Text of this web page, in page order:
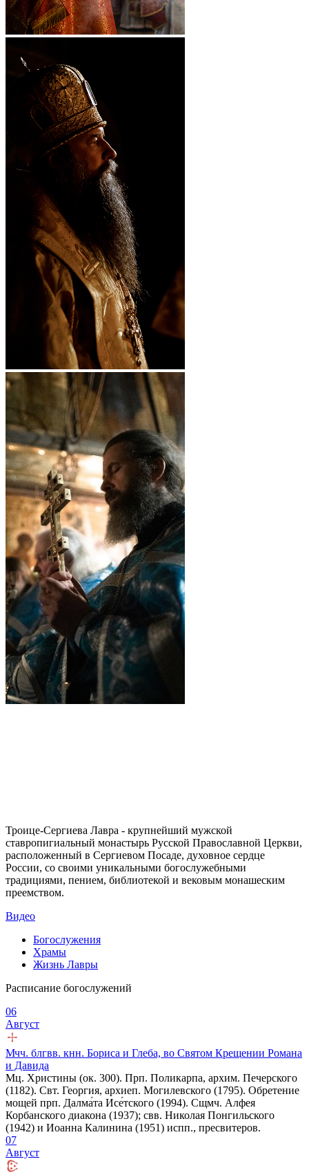
Троице-Сергиева Лавра - крупнейший мужской
ставропигиальный монастырь Русской Православной Церкви,
расположенный в Сергиевом Посаде, духовное сердце
России, со своими уникальными богослужебными
традициями, пением, библиотекой и вековым монашеским
преемством.
Видео
Богослужения
Храмы
Жизнь Лавры
Расписание богослужений
06
Август
Мчч. блгвв. кнн. Бориса и Глеба, во Святом Крещении Романа
и Давида
Мц. Христины (ок. 300). Прп. Поликарпа, архим. Печерского
(1182). Свт. Георгия, архиеп. Могилевского (1795). Обретение
мощей прп. Далма́та Исе́тского (1994). Сщмч. Алфея
Корбанского диакона (1937); свв. Николая Понгильского
(1942) и Иоанна Калинина (1951) испп., пресвитеров.
07
Август